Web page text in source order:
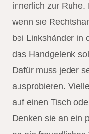
innerlich zur Ruhe.
wenn sie
bei Linkshänder in
das Handgelenk
Dafür muss jeder
ausprobieren.
auf einen Tisch
Denken sie an ein